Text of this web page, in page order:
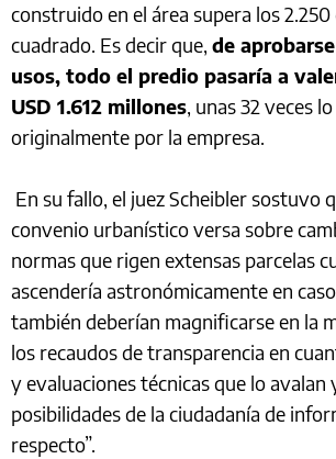
construido en el área supera los
cuadrado. Es decir que, de
usos, todo el predio pasaría a
USD 1.612 millones, unas 32 veces
originalmente por la empresa.
En su fallo, el juez Scheibler sostuvo
convenio urbanístico versa sobre
normas que rigen extensas parcelas
ascendería astronómicamente en
también deberían magnificarse en la
los recaudos de transparencia en
y evaluaciones técnicas que lo avalan
posibilidades de la ciudadanía de
respecto”.